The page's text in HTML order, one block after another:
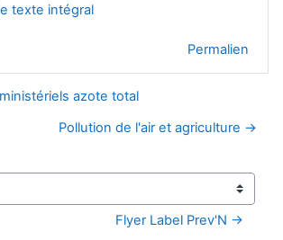
texte intégral
Permalien
azote total
Pollution de l'air et agriculture →
Flyer Label Prev'N →